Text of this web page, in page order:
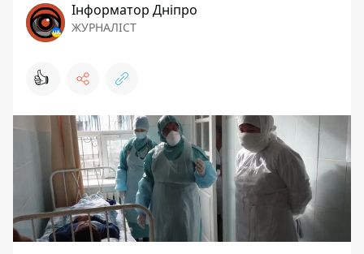
Інформатор Дніпро
ЖУРНАЛІСТ
👍